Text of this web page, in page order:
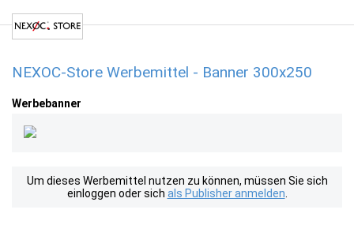
NEXOC-Store Werbemittel - Banner 300x250
Werbebanner
Um dieses Werbemittel nutzen zu können, müssen Sie sich
einloggen oder sich als Publisher anmelden